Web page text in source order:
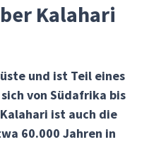
Kalahari
und ist Teil eines
von Südafrika bis
ist auch die
60.000 Jahren in